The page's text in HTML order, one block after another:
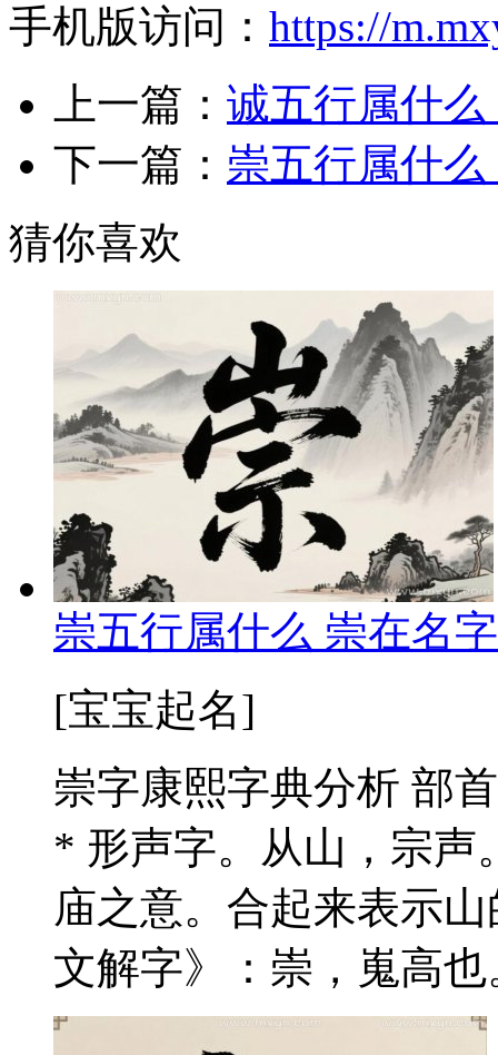
手机版访问： https://
上一篇： 诚五行属什
下一篇： 崇五行属什
猜你喜欢
崇五行属什么 崇在名
[宝宝起名]
崇字康熙字典分析 部
* 形声字。从山，宗声
庙之意。合起来表示
文解字》：崇，嵬高